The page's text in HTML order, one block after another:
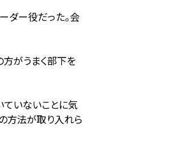
ダー役だった。会
がうまく部下を
ていないことに気
方法が取り入れら